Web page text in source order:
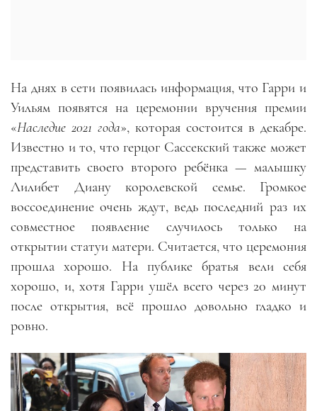
На днях в сети появилась информация, что Гарри и
Уильям появятся на церемонии вручения премии
«Наследие 2021 года», которая состоится в декабре.
Известно и то, что герцог Сассекский также может
представить своего второго ребёнка — малышку
Лилибет Диану королевской семье. Громкое
воссоединение очень ждут, ведь последний раз их
совместное появление случилось только на
открытии статуи матери. Считается, что церемония
прошла хорошо. На публике братья вели себя
хорошо, и, хотя Гарри ушёл всего через 20 минут
после открытия, всё прошло довольно гладко и
ровно.